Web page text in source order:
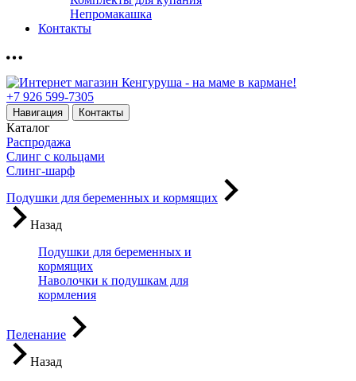
Непромакашка
Контакты
+7 926 599-7305
Навигация Контакты
Каталог
Распродажа
Слинг с кольцами
Слинг-шарф
Подушки для беременных и кормящих
Назад
Подушки для беременных и
кормящих
Наволочки к подушкам для
кормления
Пеленание
Назад